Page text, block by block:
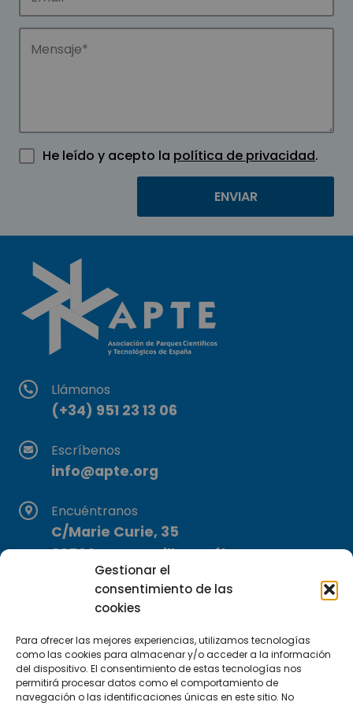
Gestionar el
consentimiento de las
cookies
Para ofrecer las mejores experiencias, utilizamos tecnologías
como las cookies para almacenar y/o acceder a la información
del dispositivo. El consentimiento de estas tecnologías nos
permitirá procesar datos como el comportamiento de
navegación o las identificaciones únicas en este sitio. No
He leído y acepto la política de privacidad.
Llámanos
(+34) 951 23 13 06
Escríbenos
info@apte.org
Encuéntranos
C/Marie Curie, 35
29590 Campanillas, Málaga
Suscríbete a nuestra Newsletter